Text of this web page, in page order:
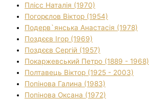
Плісс Наталія (1970)
Погорєлов Віктор (1954)
Подерв`янська Анастасія (1978)
Поздєєв Ігор (1969)
Поздєєв Сергій (1957)
Покаржевський Петро (1889 - 1968)
Полтавець Віктор (1925 - 2003)
Попінова Галина (1983)
Попінова Оксана (1972)